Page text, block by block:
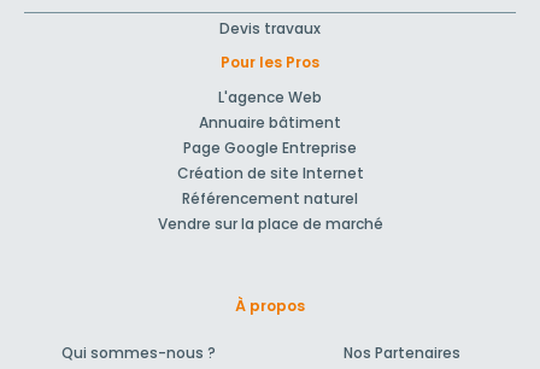
Devis travaux
Pour les Pros
L'agence Web
Annuaire bâtiment
Page Google Entreprise
Création de site Internet
Référencement naturel
Vendre sur la place de marché
À propos
Qui sommes-nous ?
Nos Partenaires